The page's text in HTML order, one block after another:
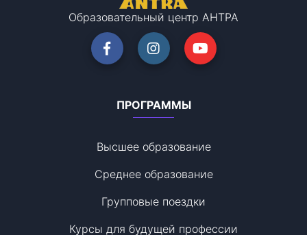
Образовательный центр АНТРА
ПРОГРАММЫ
Высшее образование
Среднее образование
Групповые поездки
Курсы для будущей профессии